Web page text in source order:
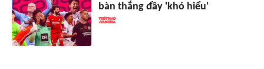
bàn thắng đầy 'khó hiểu'